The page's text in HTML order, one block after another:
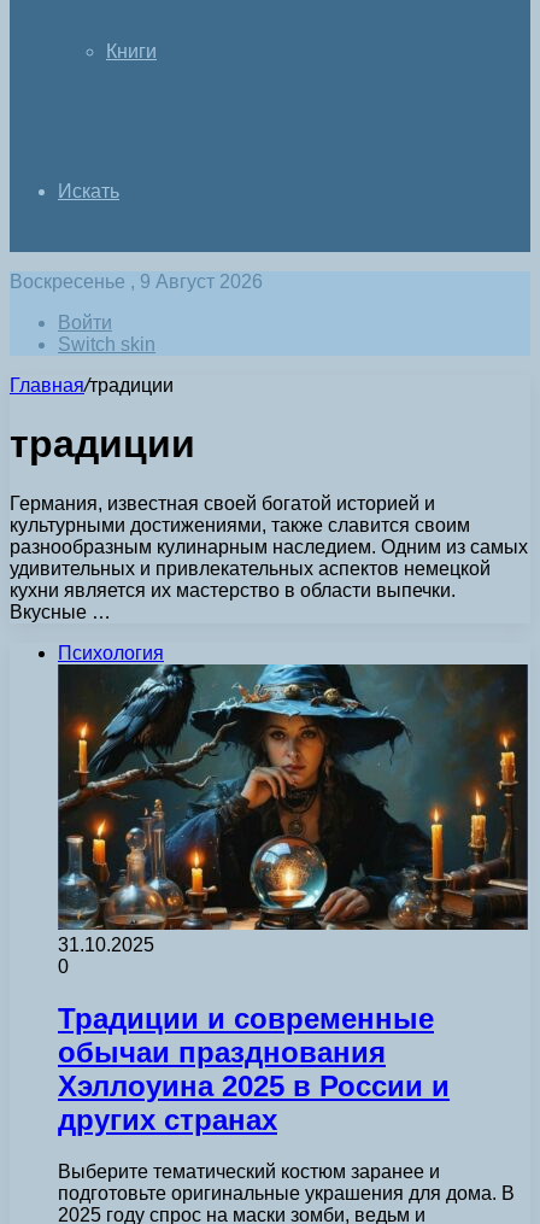
Книги
Искать
Воскресенье , 9 Август 2026
Войти
Switch skin
Главная/традиции
традиции
Германия, известная своей богатой историей и
культурными достижениями, также славится своим
разнообразным кулинарным наследием. Одним из самых
удивительных и привлекательных аспектов немецкой
кухни является их мастерство в области выпечки.
Вкусные …
Психология
31.10.2025
0
Традиции и современные
обычаи празднования
Хэллоуина 2025 в России и
других странах
Выберите тематический костюм заранее и
подготовьте оригинальные украшения для дома. В
2025 году спрос на маски зомби, ведьм и